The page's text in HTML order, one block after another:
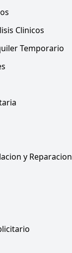
Clinicos
Temporario
y Reparacion